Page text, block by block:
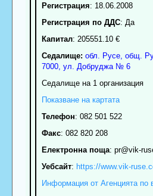
Регистрация: 18.06.2008
Регистрация по ДДС: Да
Капитал: 205551.10 €
Седалище: обл. Русе, общ.
7000, ул. Добруджа № 6
Седалище на 1 организация
Показване на картата
Телефон: 082 501 522
Факс: 082 820 208
Електронна поща: pr@vik-
Уебсайт: https://www.vik-
Информация от Агенцията по